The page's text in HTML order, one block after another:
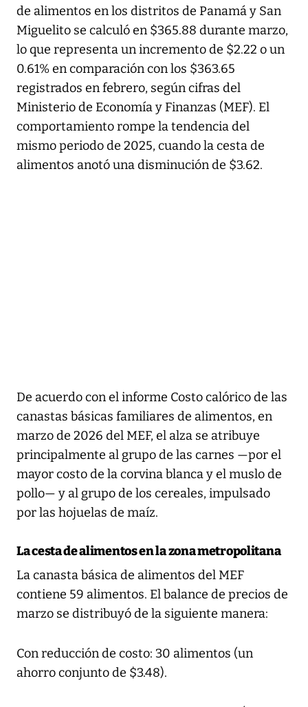
de alimentos en los distritos de Panamá y San
Miguelito se calculó en $365.88 durante marzo,
lo que representa un incremento de $2.22 o un
0.61% en comparación con los $363.65
registrados en febrero, según cifras del
Ministerio de Economía y Finanzas (MEF). El
comportamiento rompe la tendencia del
mismo periodo de 2025, cuando la cesta de
alimentos anotó una disminución de $3.62.
De acuerdo con el informe Costo calórico de las
canastas básicas familiares de alimentos, en
marzo de 2026 del MEF, el alza se atribuye
principalmente al grupo de las carnes —por el
mayor costo de la corvina blanca y el muslo de
pollo— y al grupo de los cereales, impulsado
por las hojuelas de maíz.
La cesta de alimentos en la zona metropolitana
La canasta básica de alimentos del MEF
contiene 59 alimentos. El balance de precios de
marzo se distribuyó de la siguiente manera:
Con reducción de costo: 30 alimentos (un
ahorro conjunto de $3.48).